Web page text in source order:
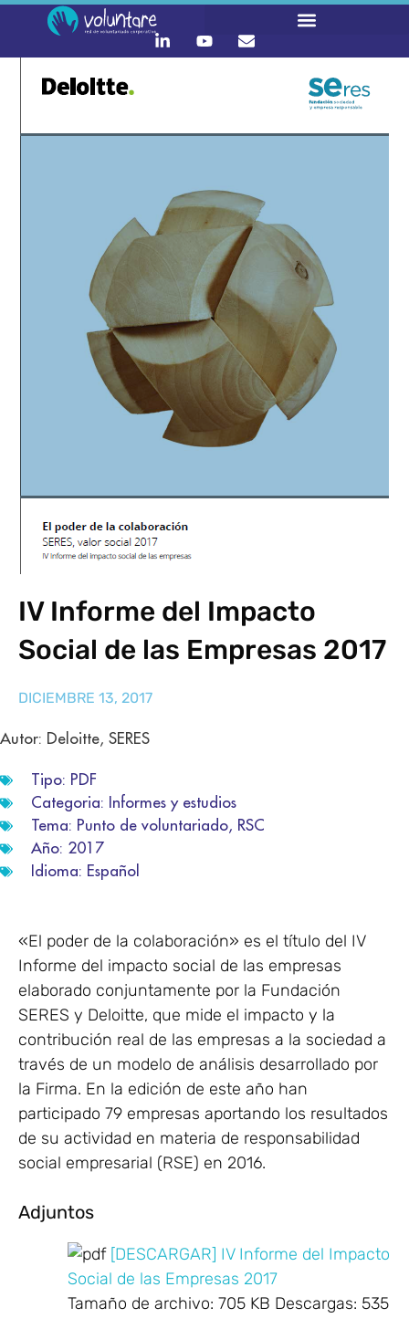
IV Informe del Impacto
Social de las Empresas 2017
DICIEMBRE 13, 2017
Autor: Deloitte, SERES
Tipo: PDF
Categoria: Informes y estudios
Tema: Punto de voluntariado, RSC
Año: 2017
Idioma: Español
«El poder de la colaboración» es el título del IV
Informe del impacto social de las empresas
elaborado conjuntamente por la Fundación
SERES y Deloitte, que mide el impacto y la
contribución real de las empresas a la sociedad a
través de un modelo de análisis desarrollado por
la Firma. En la edición de este año han
participado 79 empresas aportando los resultados
de su actividad en materia de responsabilidad
social empresarial (RSE) en 2016.
Adjuntos
[DESCARGAR] IV Informe del Impacto
Social de las Empresas 2017
Tamaño de archivo: 705 KB Descargas: 535